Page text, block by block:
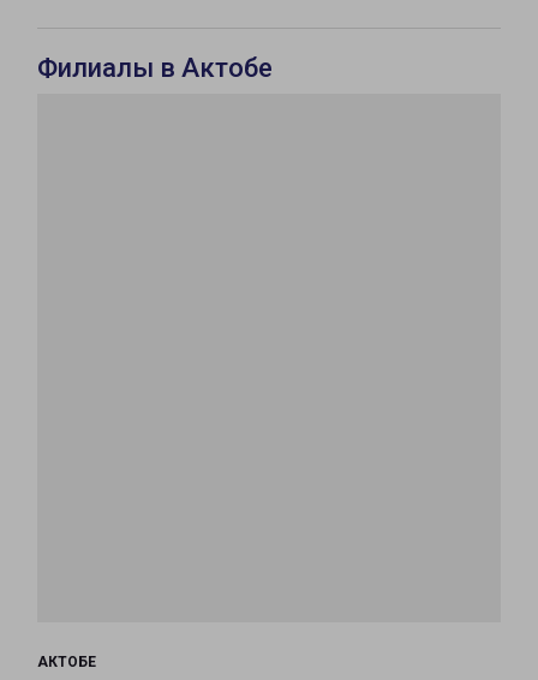
Филиалы в Актобе
АКТОБЕ